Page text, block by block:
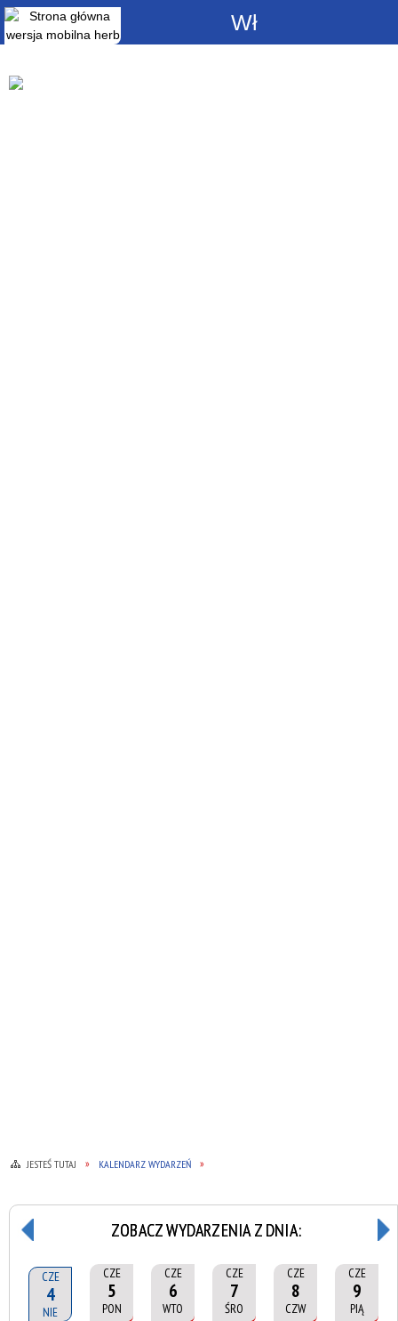
JESTEŚ TUTAJ KALENDARZ WYDARZEŃ
ZOBACZ WYDARZENIA Z DNIA:
CZE
4
NIE
CZE
5
PON
CZE
6
WTO
CZE
7
ŚRO
CZE
8
CZW
CZE
9
PIĄ
Włącz
powiadomienia